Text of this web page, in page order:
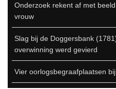
Onderzoek rekent af met
vrouw
Slag bij de Doggersbank
overwinning werd gevierd
Vier oorlogsbegraafplaatsen